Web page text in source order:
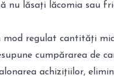
nu lăsați lăcomia sau
regulat cantități
cumpărarea de
achizițiilor,